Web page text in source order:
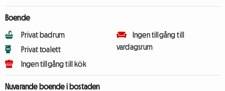
Boende
Privat badrum
Privat toalett
Ingen tillgång till kök
Ingen tillgång till
vardagsrum
Nuvarande boende i bostaden